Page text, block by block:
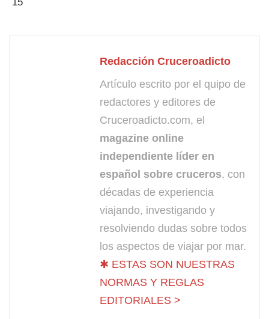
Redacción Cruceroadicto
Artículo escrito por el quipo de
redactores y editores de
Cruceroadicto.com, el
magazine online
independiente líder en
español sobre cruceros, con
décadas de experiencia
viajando, investigando y
resolviendo dudas sobre todos
los aspectos de viajar por mar.
✱ ESTAS SON NUESTRAS
NORMAS Y REGLAS
EDITORIALES >